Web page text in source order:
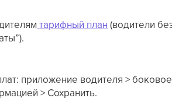
тарифный план (водители
приложение водителя >
> Сохранить.